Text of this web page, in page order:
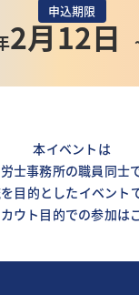
申込期限
2月12日
本イベントは
士事務所の職員同士
目的としたイベントで
ウト目的での参加は